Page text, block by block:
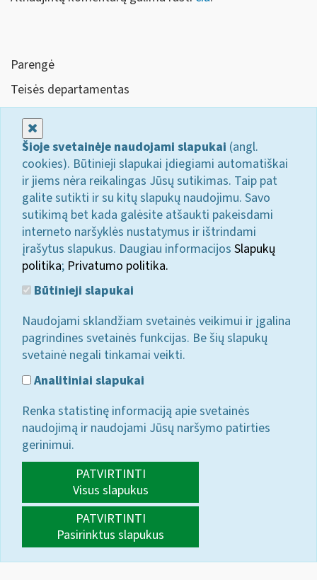
Parengė
Teisės departamentas
Šioje svetainėje naudojami slapukai (angl.
cookies). Būtinieji slapukai įdiegiami automatiškai
ir jiems nėra reikalingas Jūsų sutikimas. Taip pat
galite sutikti ir su kitų slapukų naudojimu. Savo
sutikimą bet kada galėsite atšaukti pakeisdami
interneto naršyklės nustatymus ir ištrindami
įrašytus slapukus. Daugiau informacijos Slapukų
politika; Privatumo politika.
Būtinieji slapukai
Naudojami sklandžiam svetainės veikimui ir įgalina
pagrindines svetainės funkcijas. Be šių slapukų
svetainė negali tinkamai veikti.
Analitiniai slapukai
Renka statistinę informaciją apie svetainės
naudojimą ir naudojami Jūsų naršymo patirties
gerinimui.
PATVIRTINTI
Visus slapukus
PATVIRTINTI
Pasirinktus slapukus